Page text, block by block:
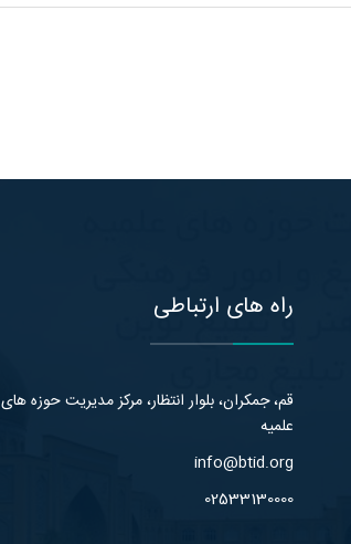
راه های ارتباطی
قم، جمکران، بلوار انتظار، مرکز مدیریت حوزه های
علمیه
info@btid.org
02533130000